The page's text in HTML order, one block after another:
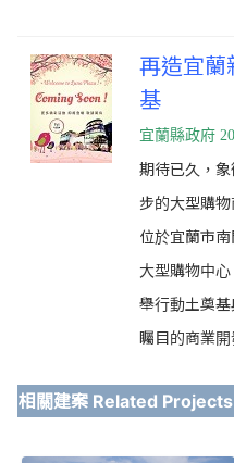
再造宜
基
宜蘭縣政府
期待已久，
步的大型購
位於宜蘭市
大型購物中
舉行動土奠
矚目的商業開
相關建案 Related Projects